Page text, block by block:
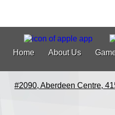
Home About Us
#2090, Aberdeen Centre,